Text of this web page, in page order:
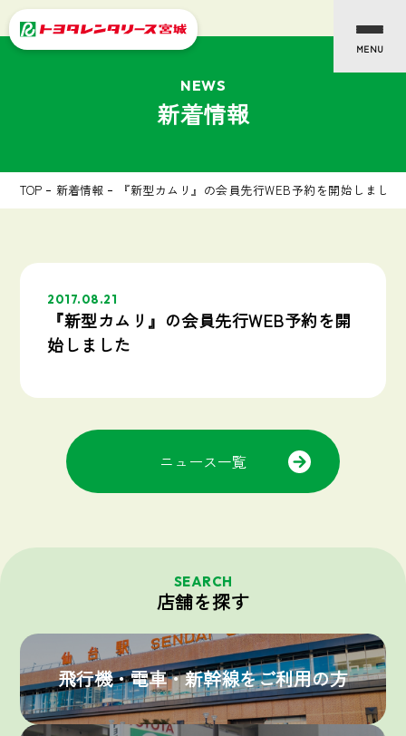
NEWS
新着情報
TOP 新着情報 『新型カムリ』の会員先行WEB予約を開始しました
2017.08.21
『新型カムリ』の会員先行WEB予約を開
始しました
ニュース一覧
SEARCH
店舗を探す
飛行機・電車・新幹線をご利用の方